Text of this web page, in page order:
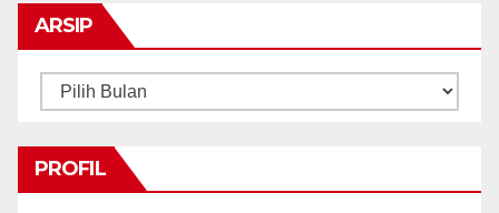
ARSIP
Arsip
PROFIL